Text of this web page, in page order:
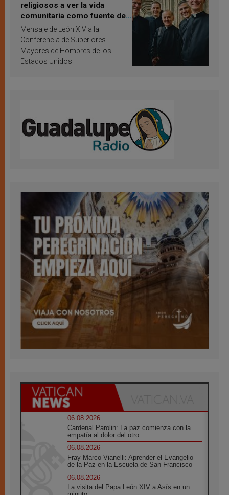
religiosos a ver la vida
comunitaria como fuente de
inspiración y santificación
Mensaje de León XIV a la
Conferencia de Superiores
Mayores de Hombres de los
Estados Unidos
06.08.2026
Cardenal Parolin: La paz comienza con la
empatía al dolor del otro
06.08.2026
Fray Marco Vianelli: Aprender el Evangelio
de la Paz en la Escuela de San Francisco
06.08.2026
La visita del Papa León XIV a Asís en un